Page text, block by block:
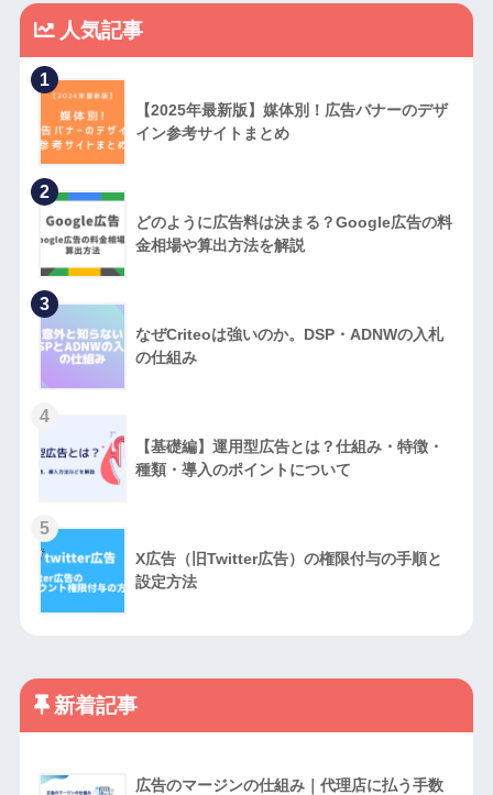
人気記事
1
【2025年最新版】媒体別！広告バナーのデザ
イン参考サイトまとめ
2
どのように広告料は決まる？Google広告の料
金相場や算出方法を解説
3
なぜCriteoは強いのか。DSP・ADNWの入札
の仕組み
4
【基礎編】運用型広告とは？仕組み・特徴・
種類・導入のポイントについて
5
X広告（旧Twitter広告）の権限付与の手順と
設定方法
新着記事
広告のマージンの仕組み｜代理店に払う手数